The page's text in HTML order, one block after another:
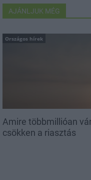
AJÁNLJUK MÉG
Országos hírek
Amire többmillióan
csökken a riasztás